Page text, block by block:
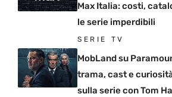
Max Italia: costi,
le serie imperdibili
SERIE TV
MobLand su
trama, cast e
sulla serie con Tom